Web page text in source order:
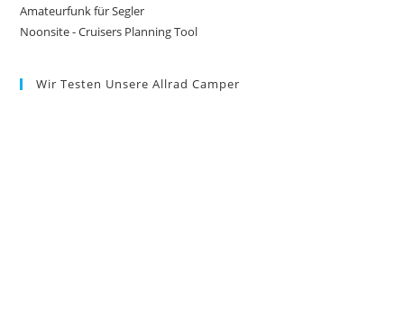
Amateurfunk für Segler
Noonsite - Cruisers Planning Tool
Wir Testen Unsere Allrad Camper